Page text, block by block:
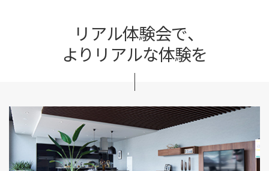
リアル体験会で、
よりリアルな体験を